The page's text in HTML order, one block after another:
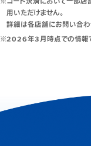
用いただけません。
詳細は各店舗にお問い合わ
※2026年3月時点での情報で